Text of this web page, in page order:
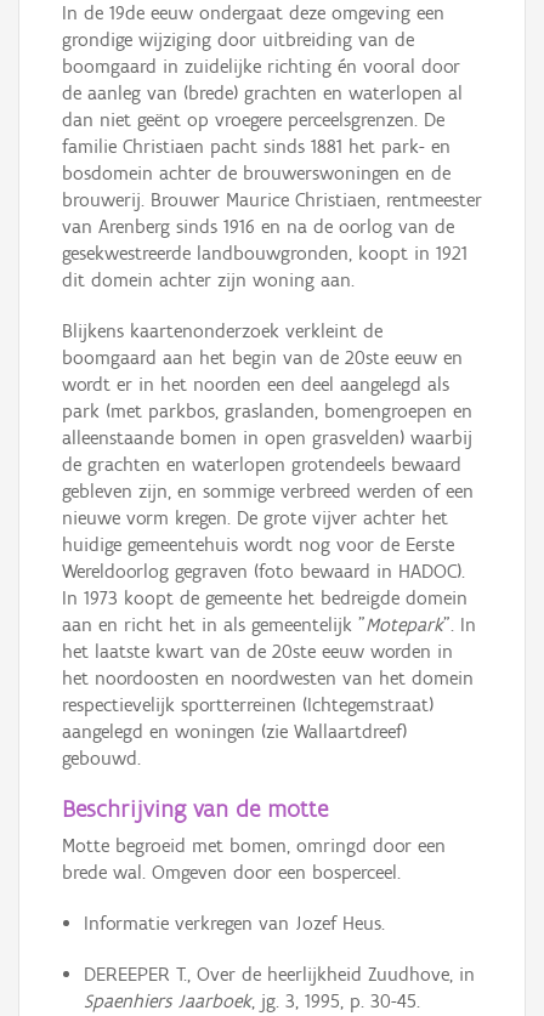
In de 19de eeuw ondergaat deze omgeving een
grondige wijziging door uitbreiding van de
boomgaard in zuidelijke richting én vooral door
de aanleg van (brede) grachten en waterlopen al
dan niet geënt op vroegere perceelsgrenzen. De
familie Christiaen pacht sinds 1881 het park- en
bosdomein achter de brouwerswoningen en de
brouwerij. Brouwer Maurice Christiaen, rentmeester
van Arenberg sinds 1916 en na de oorlog van de
gesekwestreerde landbouwgronden, koopt in 1921
dit domein achter zijn woning aan.
Blijkens kaartenonderzoek verkleint de
boomgaard aan het begin van de 20ste eeuw en
wordt er in het noorden een deel aangelegd als
park (met parkbos, graslanden, bomengroepen en
alleenstaande bomen in open grasvelden) waarbij
de grachten en waterlopen grotendeels bewaard
gebleven zijn, en sommige verbreed werden of een
nieuwe vorm kregen. De grote vijver achter het
huidige gemeentehuis wordt nog voor de Eerste
Wereldoorlog gegraven (foto bewaard in HADOC).
In 1973 koopt de gemeente het bedreigde domein
aan en richt het in als gemeentelijk "Motepark". In
het laatste kwart van de 20ste eeuw worden in
het noordoosten en noordwesten van het domein
respectievelijk sportterreinen (Ichtegemstraat)
aangelegd en woningen (zie Wallaartdreef)
gebouwd.
Beschrijving van de motte
Motte begroeid met bomen, omringd door een
brede wal. Omgeven door een bosperceel.
Informatie verkregen van Jozef Heus.
DEREEPER T., Over de heerlijkheid Zuudhove, in
Spaenhiers Jaarboek, jg. 3, 1995, p. 30-45.